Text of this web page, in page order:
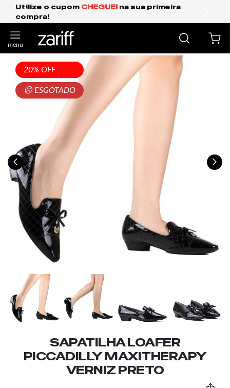
na sua primeira Frete Grátis Expresso
anterior
20% OFF
☹ ESGOTADO
SAPATILHA LOAFER
PICCADILLY MAXITHERAPY
VERNIZ PRETO